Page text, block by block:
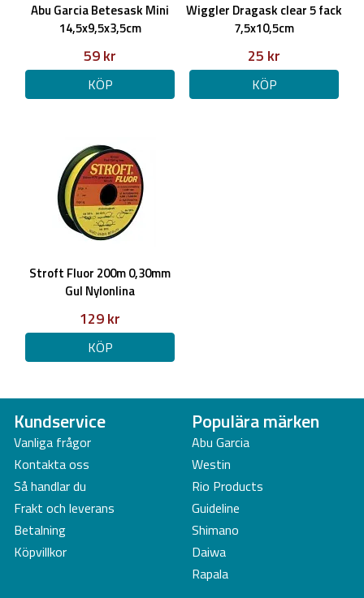
Abu Garcia Betesask Mini
14,5x9,5x3,5cm
59 kr
KÖP
Wiggler Dragask clear 5 fack
7,5x10,5cm
25 kr
KÖP
Stroft Fluor 200m 0,30mm
Gul Nylonlina
129 kr
KÖP
Kundservice
Vanliga frågor
Kontakta oss
Så handlar du
Frakt och leverans
Betalning
Köpvillkor
Populära märken
Abu Garcia
Westin
Rio Products
Guideline
Shimano
Daiwa
Rapala